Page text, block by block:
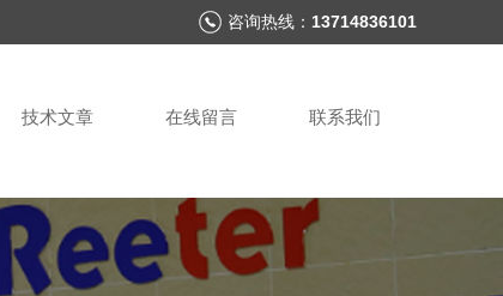
咨询热线： 13714836101
技术文章 在线留言 联系我们